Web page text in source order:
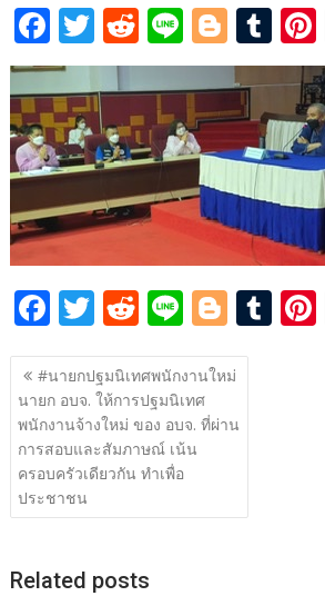
F
ac
e
b
o
o
k
T
w
itt
er
R
e
d
di
t
Li
n
e
Bl
o
g
g
er
T
u
m
bl
r
F
ac
e
b
o
o
k
T
w
itt
er
R
e
d
di
t
Li
n
e
Bl
o
g
g
T
แนะแนว
เรื่อง
#นายกปฐมนิเทศพนักงานใหม่
นายก อบจ. ให้การปฐมนิเทศ
พนักงานจ้างใหม่ ของ อบจ. ที่ผ่าน
การสอบและสัมภาษณ์ เน้น
ครอบครัวเดียวกัน ทำเพื่อ
ประชาชน
Related posts